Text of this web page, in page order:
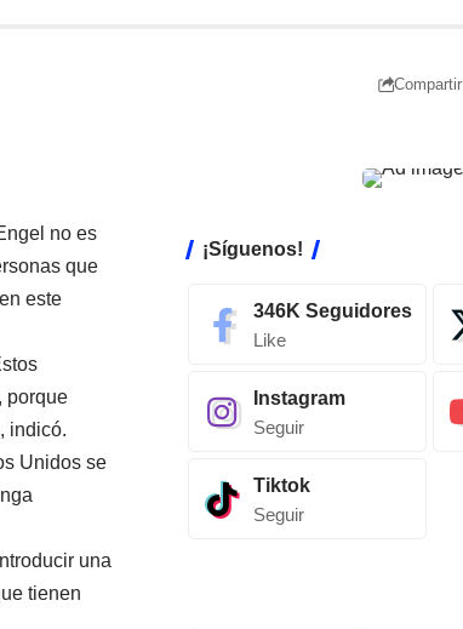
Compartir
no es
que
este
porque
indicó.
Unidos se
una
tienen
¡Síguenos!
346K Seguidores
Like
Instagram
Seguir
Tiktok
Seguir